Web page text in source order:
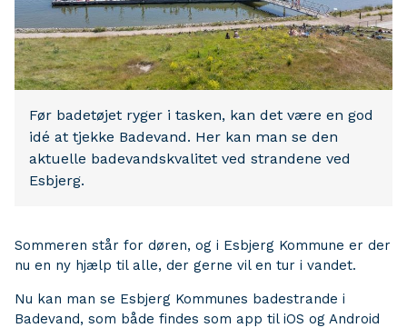
Før badetøjet ryger i tasken, kan det være en god
idé at tjekke Badevand. Her kan man se den
aktuelle badevandskvalitet ved strandene ved
Esbjerg.
Sommeren står for døren, og i Esbjerg Kommune er der
nu en ny hjælp til alle, der gerne vil en tur i vandet.
Nu kan man se Esbjerg Kommunes badestrande i
Badevand, som både findes som app til iOS og Android